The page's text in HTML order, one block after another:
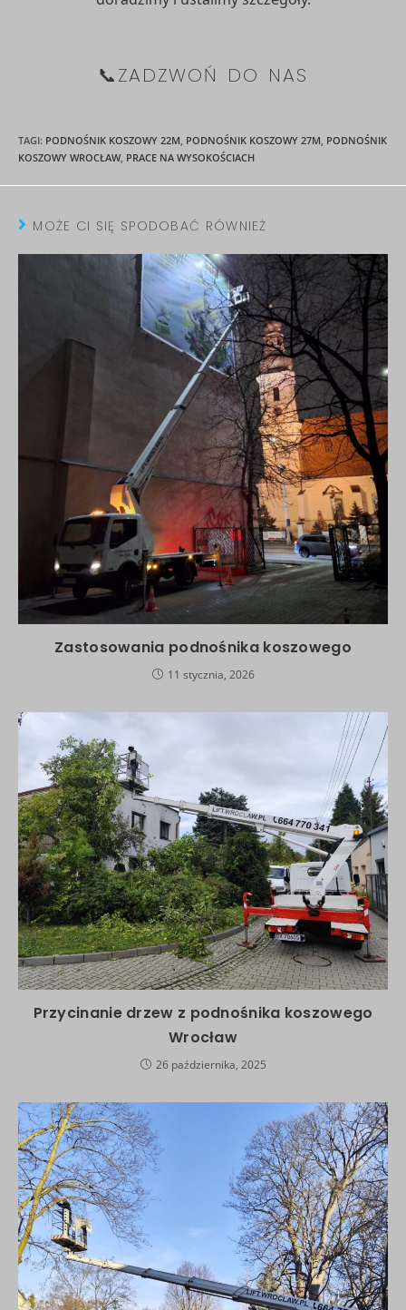
📞ZADZWOŃ DO NAS
TAGI: PODNOŚNIK KOSZOWY 22M, PODNOŚNIK KOSZOWY 27M, PODNOŚNIK
KOSZOWY WROCŁAW, PRACE NA WYSOKOŚCIACH
MOŻE CI SIĘ SPODOBAĆ RÓWNIEŻ
Zastosowania podnośnika koszowego
11 stycznia, 2026
Przycinanie drzew z podnośnika koszowego
Wrocław
26 października, 2025